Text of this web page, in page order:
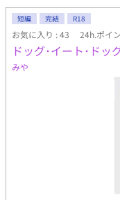
意ください。 更新は不
短編 完結 R18
お気に入り : 43 24h.ポイ
ドッグ･イート･ドッ
みや